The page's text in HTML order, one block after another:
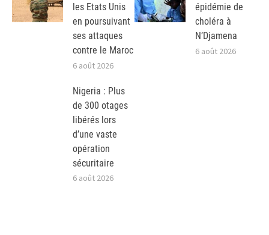
les Etats Unis
en poursuivant
ses attaques
contre le Maroc
6 août 2026
épidémie de
choléra à
N’Djamena
6 août 2026
Nigeria : Plus
de 300 otages
libérés lors
d’une vaste
opération
sécuritaire
6 août 2026